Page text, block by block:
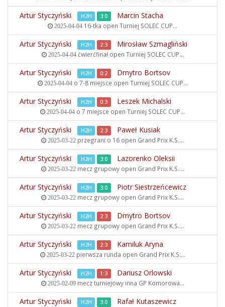
Artur Styczyński H2H 3:0 Marcin Stacha
2025-04-04 16-tka open Turniej SOLEC CUP...
Artur Styczyński H2H 2:3 Mirosław Szmagliński
2025-04-04ćwierćfinał open Turniej SOLEC CUP...
Artur Styczyński H2H 0:2 Dmytro Bortsov
2025-04-04o 7-8 miejsce open Turniej SOLEC CUP...
Artur Styczyński H2H 0:3 Leszek Michalski
2025-04-04 o 7 miejsce open Turniej SOLEC CUP...
Artur Styczyński H2H 2:3 Paweł Kusiak
2025-03-22 przegrani o 16 open Grand Prix K.S....
Artur Styczyński H2H 3:0 Lazorenko Oleksii
2025-03-22 mecz grupowy open Grand Prix K.S....
Artur Styczyński H2H 3:0 Piotr Siestrzeńcewicz
2025-03-22 mecz grupowy open Grand Prix K.S....
Artur Styczyński H2H 2:3 Dmytro Bortsov
2025-03-22 mecz grupowy open Grand Prix K.S....
Artur Styczyński H2H 2:3 Kamiluk Aryna
2025-03-22pierwsza runda open Grand Prix K.S....
Artur Styczyński H2H 1:3 Dariusz Orlowski
2025-02-09mecz turniejowy inna GP Komorowa...
Artur Styczyński H2H 3:0 Rafał Kutaszewicz